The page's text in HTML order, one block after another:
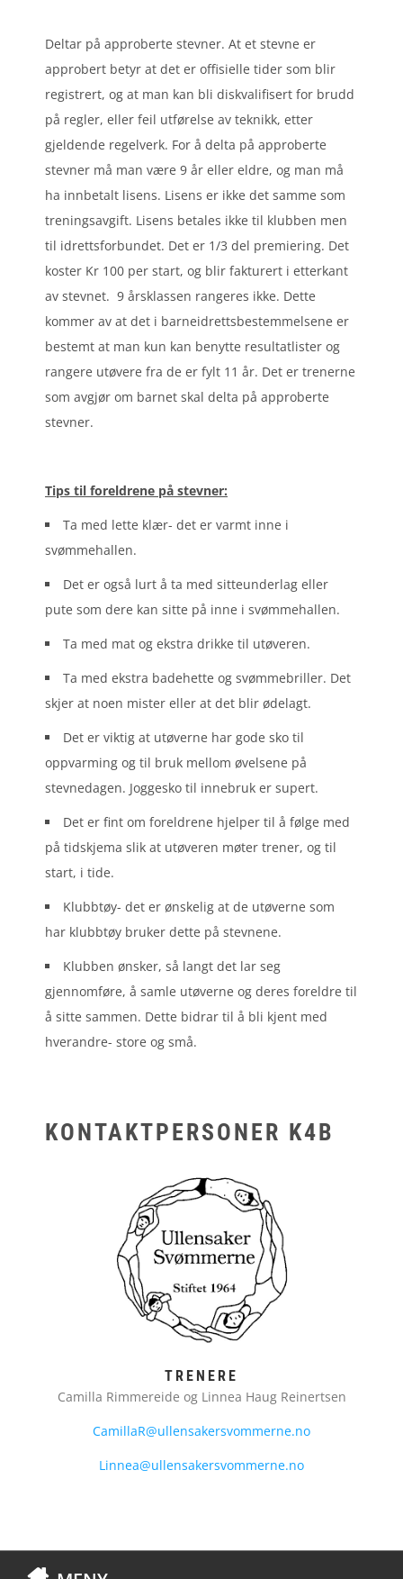
Deltar på approberte stevner. At et stevne er
approbert betyr at det er offisielle tider som blir
registrert, og at man kan bli diskvalifisert for brudd
på regler, eller feil utførelse av teknikk, etter
gjeldende regelverk. For å delta på approberte
stevner må man være 9 år eller eldre, og man må
ha innbetalt lisens. Lisens er ikke det samme som
treningsavgift. Lisens betales ikke til klubben men
til idrettsforbundet. Det er 1/3 del premiering. Det
koster Kr 100 per start, og blir fakturert i etterkant
av stevnet. 9 årsklassen rangeres ikke. Dette
kommer av at det i barneidrettsbestemmelsene er
bestemt at man kun kan benytte resultatlister og
rangere utøvere fra de er fylt 11 år. Det er trenerne
som avgjør om barnet skal delta på approberte
stevner.
Tips til foreldrene på stevner:
Ta med lette klær- det er varmt inne i
svømmehallen.
Det er også lurt å ta med sitteunderlag eller
pute som dere kan sitte på inne i svømmehallen.
Ta med mat og ekstra drikke til utøveren.
Ta med ekstra badehette og svømmebriller. Det
skjer at noen mister eller at det blir ødelagt.
Det er viktig at utøverne har gode sko til
oppvarming og til bruk mellom øvelsene på
stevnedagen. Joggesko til innebruk er supert.
Det er fint om foreldrene hjelper til å følge med
på tidskjema slik at utøveren møter trener, og til
start, i tide.
Klubbtøy- det er ønskelig at de utøverne som
har klubbtøy bruker dette på stevnene.
Klubben ønsker, så langt det lar seg
gjennomføre, å samle utøverne og deres foreldre til
å sitte sammen. Dette bidrar til å bli kjent med
hverandre- store og små.
KONTAKTPERSONER K4B
TRENERE
Camilla Rimmereide og Linnea Haug Reinertsen
CamillaR@ullensakersvommerne.no
Linnea@ullensakersvommerne.no